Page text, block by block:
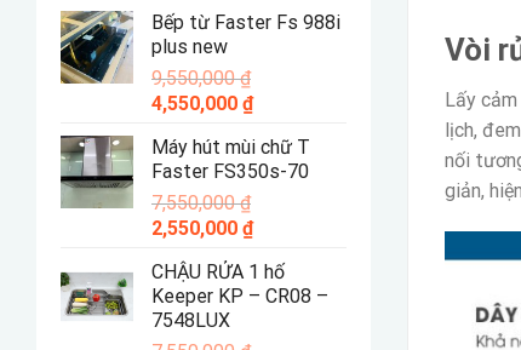
là:
4,250,000 ₫.
tại
Bếp từ Faster Fs 988i
plus new
9,550,000₫
Giá
là:
9,550,000 ₫.
4,550,000 ₫Giá
tại
là:
Máy hút mùi chữ T
Faster FS350s-70
7,550,000₫
Giá
là:
7,550,000 ₫.
2,550,000 ₫Giá
tại
là:
CHẬU RỬA 1 hố
Keeper KP – CR08 –
7548LUX
Vòi
Lấy
lịch,
nối
giản,